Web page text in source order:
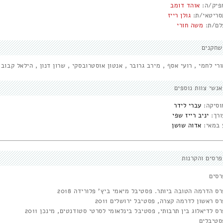
ה: אוהד דומב
ת: גולן רייז
ת: משה חורי
שחקנים
לחמי , רועי אסף , מירב גרובר , אנטון אוסטרובסקי , שרון דנון , הילאל קבוב
אנשי צוות נוספים
עברי לידר
יניב רייז שפי
במאי: אדוה שושן
פרסים והקרנות
הדרמה הטובה ביותר. פסטיבל מיאמי ביץ' פלורידה 2018
ראשון לדרמה קצרה, פסטיבל ירושלים 2011
לדיאלוג בין תרבותי, פסטיבל בינלאומי לסרטי סטודנטים, מינכן 2011